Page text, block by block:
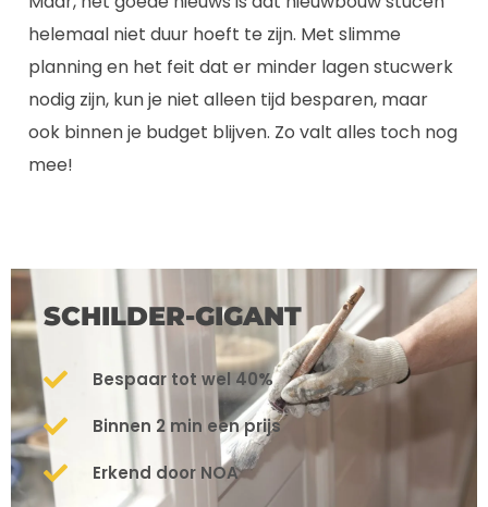
helemaal niet duur hoeft te zijn. Met slimme
planning en het feit dat er minder lagen stucwerk
nodig zijn, kun je niet alleen tijd besparen, maar
ook binnen je budget blijven. Zo valt alles toch nog
mee!
SCHILDER-GIGANT
Bespaar tot wel 40%
Binnen 2 min een prijs
Erkend door NOA